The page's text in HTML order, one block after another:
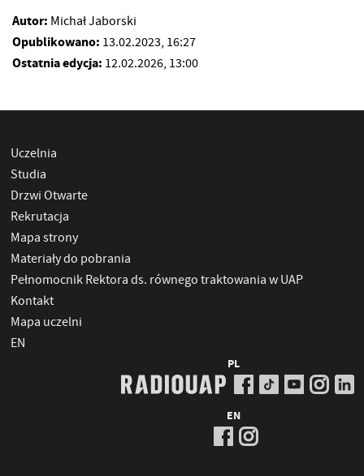
Autor: Michał Jaborski
Opublikowano: 13.02.2023, 16:27
Ostatnia edycja: 12.02.2026, 13:00
Uczelnia
Studia
Drzwi Otwarte
Rekrutacja
Mapa strony
Materiały do pobrania
Pełnomocnik Rektora ds. równego traktowania w UAP
Kontakt
Mapa uczelni
EN
PL
EN